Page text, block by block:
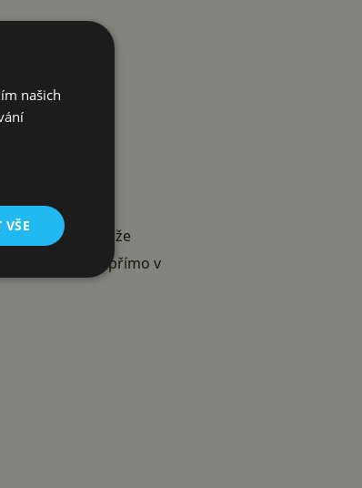
To znamená, že
o reklamy přímo v
našich
VŠE